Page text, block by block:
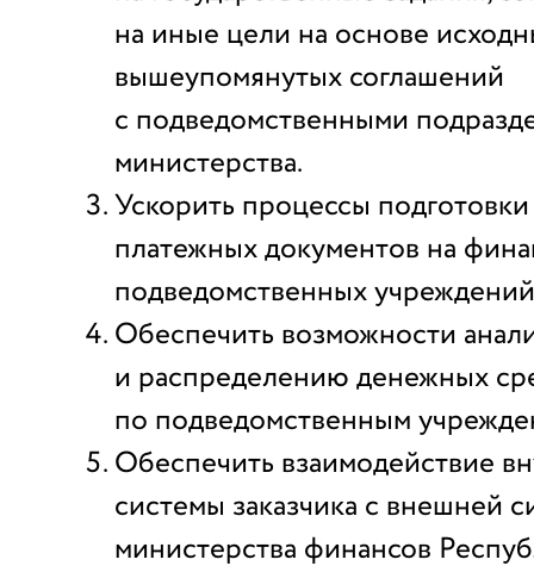
на иные цели на основе
вышеупомянутых соглашений
с подведомственными
министерства.
Ускорить процессы подготовки
платежных документов на
подведомственных учреждений
Обеспечить возможности
и распределению денежных
по подведомственным
Обеспечить взаимодействие
системы заказчика с внешней
министерства финансов